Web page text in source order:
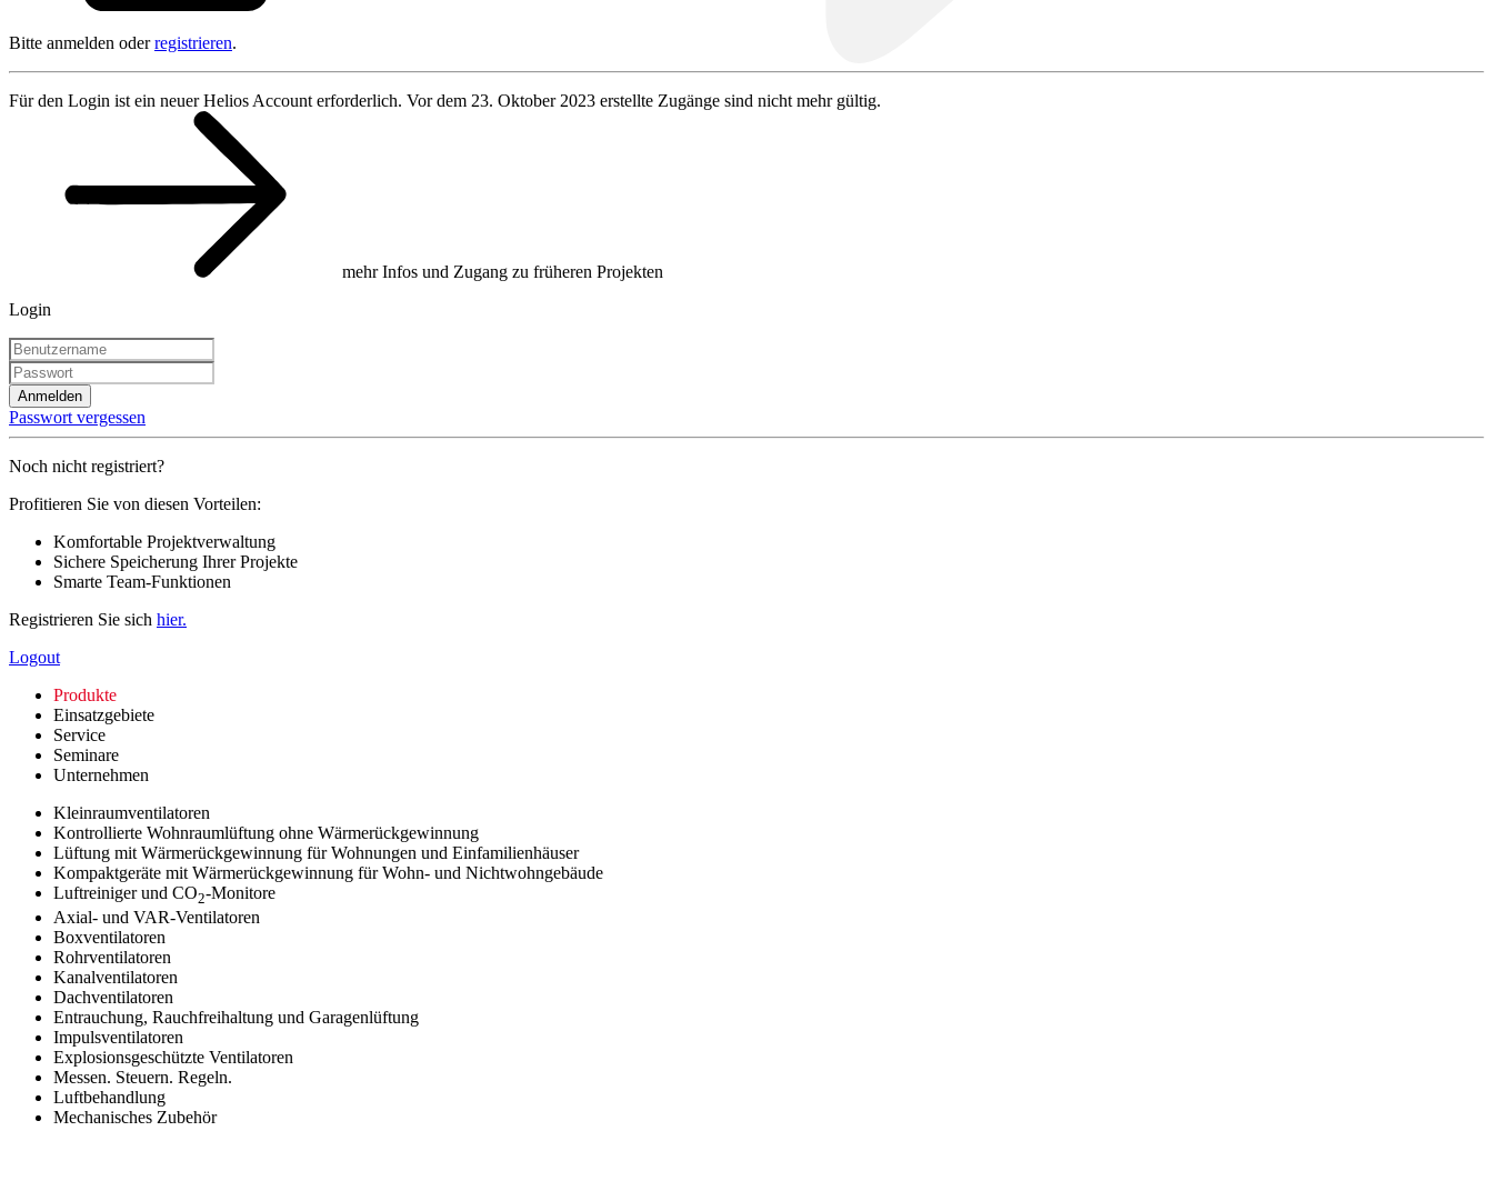
Bitte anmelden oderregistrieren.
Für den Login ist ein neuer Helios Account erforderlich. Vor dem 23. Oktober 2023 erstellte Zugänge sind nicht mehr gültig.
mehr Infos und Zugang zu früheren Projekten
Login
Anmelden
Passwort vergessen
Noch nicht registriert?
Profitieren Sie von diesen Vorteilen:
Komfortable Projektverwaltung
Sichere Speicherung Ihrer Projekte
Smarte Team-Funktionen
Registrieren Sie sich hier.
Logout
Produkte
Einsatzgebiete
Service
Seminare
Unternehmen
Kleinraumventilatoren
Kontrollierte Wohnraumlüftung ohne Wärmerückgewinnung
Lüftung mit Wärmerückgewinnung für Wohnungen und Einfamilienhäuser
Kompaktgeräte mit Wärmerückgewinnung für Wohn- und Nichtwohngebäude
Luftreiniger und CO2-Monitore
Axial- und VAR-Ventilatoren
Boxventilatoren
Rohrventilatoren
Kanalventilatoren
Dachventilatoren
Entrauchung, Rauchfreihaltung und Garagenlüftung
Impulsventilatoren
Explosionsgeschützte Ventilatoren
Messen. Steuern. Regeln.
Luftbehandlung
Mechanisches Zubehör